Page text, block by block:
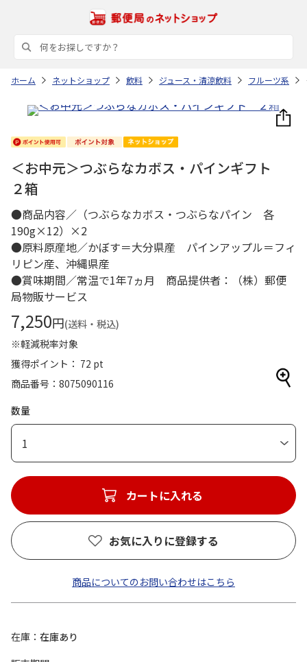
ホーム ネットショップ 飲料 ジュース・清涼飲料 フルーツ系
＜お中元＞つぶらなカボス・パインギフト
２箱
●商品内容／（つぶらなカボス・つぶらなパイン 各
190g×12）×2
●原料原産地／かぼす＝大分県産 パインアップル＝フィ
リピン産、沖縄県産
●賞味期間／常温で1年7ヵ月 商品提供者：（株）郵便
局物販サービス
7,250円(送料・税込)
※軽減税率対象
獲得ポイント： 72 pt
商品番号
8075090116
数量
1
カートに入れる
お気に入りに登録する
商品についてのお問い合わせはこちら
在庫
在庫あり